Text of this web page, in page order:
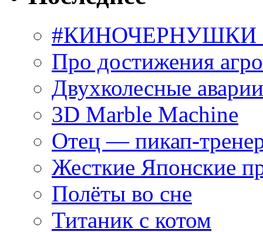
#КИНОЧЕРНУШКИ
Про достижения
Двухколесные
3D Marble Machine
Отец — пикап-
Жесткие Японские
Полёты во сне
Титаник с котом